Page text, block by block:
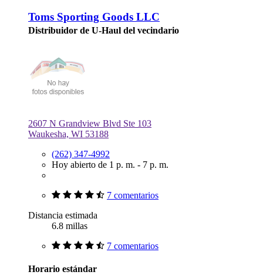
Toms Sporting Goods LLC
Distribuidor de U-Haul del vecindario
2607 N Grandview Blvd Ste 103
Waukesha, WI 53188
(262) 347-4992
Hoy abierto de 1 p. m. - 7 p. m.
7 comentarios
Distancia estimada
6.8 millas
7 comentarios
Horario estándar